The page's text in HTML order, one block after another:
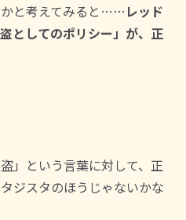
と考えてみると…… レッド
としてのポリシー」が、正
」という言葉に対して、正
ジスタのほうじゃないかな